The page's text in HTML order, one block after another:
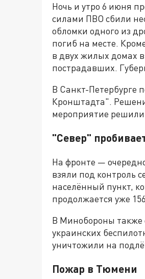
Ночь и утро 6 июня
силами ПВО сбили
обломки одного из
погиб на месте.
в двух жилых домах
пострадавших.
В Санкт-Петербурге
Кронштадта".
мероприятие
"Север"
На фронте —
взяли под контроль
населённый пункт,
продолжается уже
В Минобороны также
украинских
уничтожили на
Пожар в Тюмени